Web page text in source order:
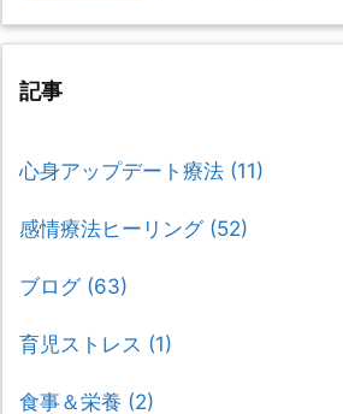
記事
心身アップデート療法 (11)
感情療法ヒーリング (52)
ブログ (63)
育児ストレス (1)
食事＆栄養 (2)